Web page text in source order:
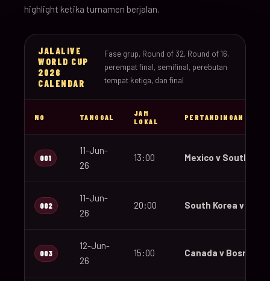
highlight ketika turnamen berjalan.
JALALIVE
WORLD CUP
2026
CALENDAR
Fase grup, Round of 32, Round of 16,
perempat final, semifinal, perebutan
tempat ketiga, dan final
NO TANGGAL
JAM
LOKAL
PERTANDINGAN
001
11-Jun-
26
13:00 Mexico v South
002
11-Jun-
26
20:00 South Korea v
003
12-Jun-
26
15:00 Canada v Bosnia